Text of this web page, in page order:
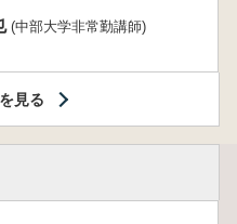
(中部大学非常勤講師)
見る